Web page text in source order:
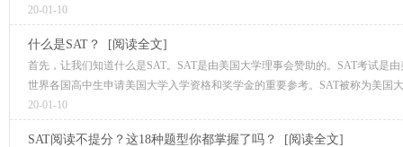
20-01-10
什么是SAT？ [阅读全文]
首先，让我们知道什么是SAT。SAT是由美国大学理事会赞助的。SAT考试是
世界各国高中生申请美国大学入学资格和奖学金的重要参考。SAT被称为美国
20-01-10
SAT阅读不提分？这18种题型你都掌握了吗？ [阅读全文]